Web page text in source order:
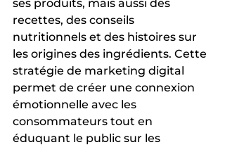
ses produits, mais aussi des
recettes, des conseils
nutritionnels et des histoires sur
les origines des ingrédients. Cette
stratégie de marketing digital
permet de créer une connexion
émotionnelle avec les
consommateurs tout en
éduquant le public sur les